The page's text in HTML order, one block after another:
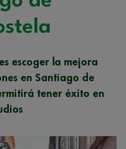
escoger la mejora
en Santiago de
tener éxito en